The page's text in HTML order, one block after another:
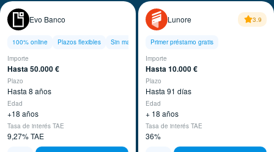
Evo Banco
100% online Plazos flexibles
Sin mantenimiento
Importe
Hasta 50.000 €
Plazo
Hasta 8 años
Edad
+18 años
Tasa de interés TAE
9,27% TAE
Lunore 3.9
Primer préstamo gratis
Importe
Hasta 10.000 €
Plazo
Hasta 91 días
Edad
+ 18 años
Tasa de interés TAE
36%